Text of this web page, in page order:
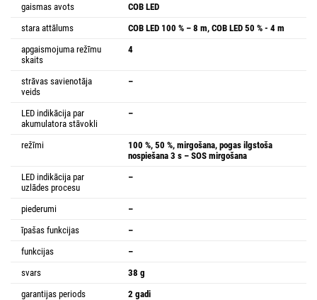
gaismas avots
COB LED
stara attālums
COB LED 100 % – 8 m, COB LED 50 % - 4 m
apgaismojuma režīmu
skaits
4
strāvas savienotāja
veids
–
LED indikācija par
akumulatora stāvokli
–
režīmi
100 %, 50 %, mirgošana, pogas ilgstoša
nospiešana 3 s – SOS mirgošana
LED indikācija par
uzlādes procesu
–
piederumi
–
īpašas funkcijas
–
funkcijas
–
svars
38 g
garantijas periods
2 gadi